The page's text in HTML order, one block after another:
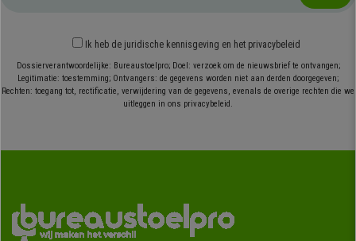
Ik heb de juridische kennisgeving en het privacybeleid
Dossierverantwoordelijke: Bureaustoelpro; Doel: verzoek om de nieuwsbrief te ontvangen;
Legitimatie: toestemming; Ontvangers: de gegevens worden niet aan derden doorgegeven;
Rechten: toegang tot, rectificatie, verwijdering van de gegevens, evenals de overige rechten die we
uitleggen in ons privacybeleid.